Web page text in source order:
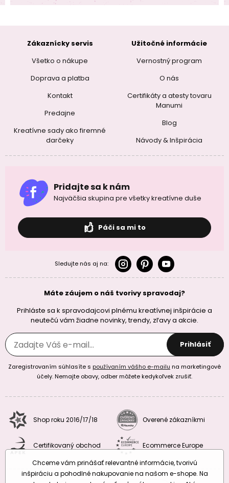
Zákaznícky servis
Všetko o nákupe
Doprava a platba
Kontakt
Predajne
Kreatívne sady ako firemné
darčeky
Užitočné informácie
Vernostný program
O nás
Certifikáty a atesty tovaru
Manumi
Blog
Návody & Inšpirácia
Pridajte sa k nám
Najväčšia skupina pre všetky kreatívne duše
Páči sa mi to
Sledujte nás aj na:
Máte záujem o náš tvorivy spravodaj?
Prihláste sa k spravodajcovi plnému kreatívnej inšpirácie a
neutečú vám žiadne novinky, trendy, zľavy a akcie.
Prihlásiť
Zaregistrovaním súhlasíte s používaním vášho e-mailu na marketingové
účely. Nemajte obavy, odber môžete kedykoľvek zrušiť.
Shop roku 2016/17/18 Overené zákazníkmi
Certifikovaný obchod
Ecommerce Europe
Chceme vám prinášať relevantné informácie, tvorivú
inšpiráciu a pohodlné nakupovanie na našom e-shope. Na